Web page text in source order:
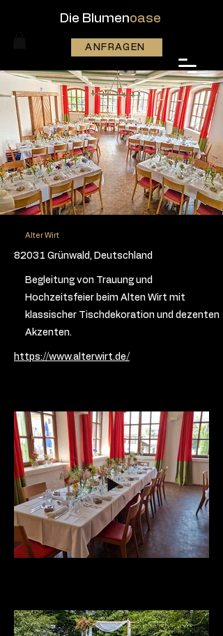
Die Blumenoase
ANFRAGEN
Alter Wirt
82031 Grünwald, Deutschland
Begleitung von Trauung und
Hochzeitsfeier beim Alten Wirt mit
klassischer Tischdekoration und dezenten
Akzenten.
https://www.alterwirt.de/